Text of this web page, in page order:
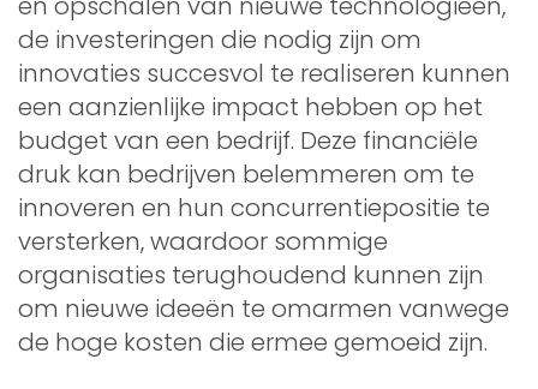
de investeringen die nodig zijn om
innovaties succesvol te realiseren kunnen
een aanzienlijke impact hebben op het
budget van een bedrijf. Deze financiële
druk kan bedrijven belemmeren om te
innoveren en hun concurrentiepositie te
versterken, waardoor sommige
organisaties terughoudend kunnen zijn
om nieuwe ideeën te omarmen vanwege
de hoge kosten die ermee gemoeid zijn.